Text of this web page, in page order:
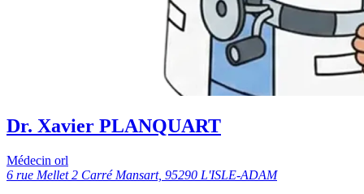
Dr. Xavier PLANQUART
Médecin orl
6 rue Mellet 2 Carré Mansart, 95290 L'ISLE-ADAM